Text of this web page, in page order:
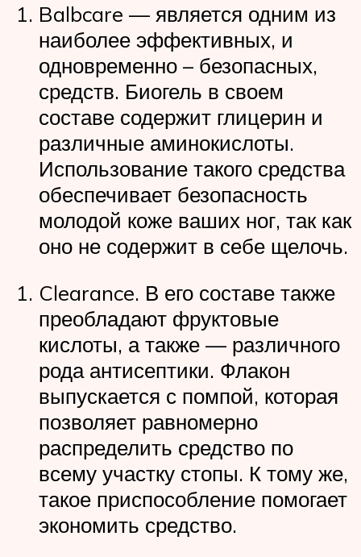
Balbcare — является одним из
наиболее эффективных, и
одновременно – безопасных,
средств. Биогель в своем
составе содержит глицерин и
различные аминокислоты.
Использование такого средства
обеспечивает безопасность
молодой коже ваших ног, так как
оно не содержит в себе щелочь.
Clearance. В его составе также
преобладают фруктовые
кислоты, а также — различного
рода антисептики. Флакон
выпускается с помпой, которая
позволяет равномерно
распределить средство по
всему участку стопы. К тому же,
такое приспособление помогает
экономить средство.